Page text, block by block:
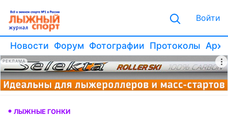
Войти
Новости Форум Фотографии Протоколы
РЕКЛАМА
ЛЫЖНЫЕ ГОНКИ